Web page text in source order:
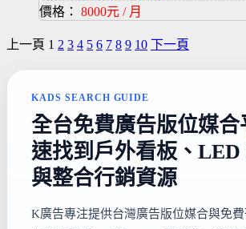
價格： 8000元 / 月
上一頁 1 2 3 4 5 6 7 8 9 10 下一頁
KADS SEARCH GUIDE
全台免費廣告版位媒合
速找到戶外看板、LED
與整合行銷資源
K廣告專注提供台灣廣告版位媒合與免